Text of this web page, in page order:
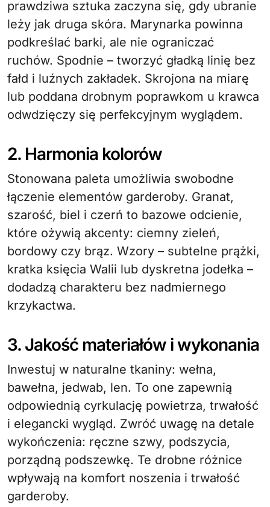
prawdziwa sztuka zaczyna się, gdy ubranie
leży jak druga skóra. Marynarka powinna
podkreślać barki, ale nie ograniczać
ruchów. Spodnie – tworzyć gładką linię bez
fałd i luźnych zakładek. Skrojona na miarę
lub poddana drobnym poprawkom u krawca
odwdzięczy się perfekcyjnym wyglądem.
2. Harmonia kolorów
Stonowana paleta umożliwia swobodne
łączenie elementów garderoby. Granat,
szarość, biel i czerń to bazowe odcienie,
które ożywią akcenty: ciemny zieleń,
bordowy czy brąz. Wzory – subtelne prążki,
kratka księcia Walii lub dyskretna jodełka –
dodadzą charakteru bez nadmiernego
krzykactwa.
3. Jakość materiałów i wykonania
Inwestuj w naturalne tkaniny: wełna,
bawełna, jedwab, len. To one zapewnią
odpowiednią cyrkulację powietrza, trwałość
i elegancki wygląd. Zwróć uwagę na detale
wykończenia: ręczne szwy, podszycia,
porządną podszewkę. Te drobne różnice
wpływają na komfort noszenia i trwałość
garderoby.